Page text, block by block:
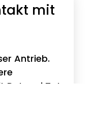
mit
Antrieb.
Rat und Tat